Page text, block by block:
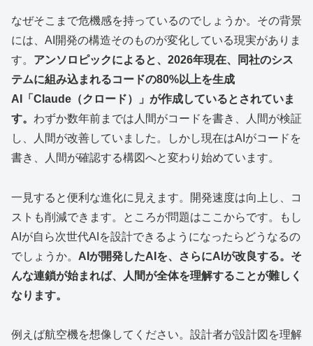
なぜそこまで危機感を持っているのでしょうか。その背景
には、AI開発の構造そのものが変化している現実がありま
す。 アンソロピックによると、2026年現在、同社のシス
テムに組み込まれるコードの80%以上を生成
AI「Claude（クロード）」が作成しているとされていま
す。 わずか数年前までは人間がコードを書き、人間が検証
し、人間が改善していました。しかし現在はAIがコードを
書き、人間が確認する構図へと変わり始めています。
一見すると便利な進化に見えます。開発速度は向上し、コ
ストも削減できます。ところが問題はここからです。もし
AIが自ら次世代AIを設計できるようになったらどうなるの
でしょうか。 AIが開発したAIを、さらにAIが改良する。そ
んな連鎖が始まれば、人間が全体を理解することが難しく
なります。
例えば航空機を想像してください。設計者が設計図を理解